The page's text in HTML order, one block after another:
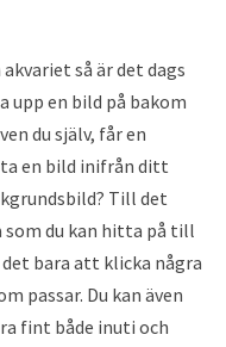
så är det dags
en bild på bakom
du själv, får en
en bild inifrån ditt
Till det
som du kan hitta på till
bara att klicka några
passar. Du kan även
fint både inuti och